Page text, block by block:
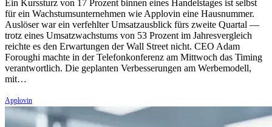
Ein Kurssturz von 17 Prozent binnen eines Handelstages ist selbst
für ein Wachstumsunternehmen wie Applovin eine Hausnummer.
Auslöser war ein verfehlter Umsatzausblick fürs zweite Quartal —
trotz eines Umsatzwachstums von 53 Prozent im Jahresvergleich
reichte es den Erwartungen der Wall Street nicht. CEO Adam
Foroughi machte in der Telefonkonferenz am Mittwoch das Timing
verantwortlich. Die geplanten Verbesserungen am Werbemodell,
mit…
Applovin